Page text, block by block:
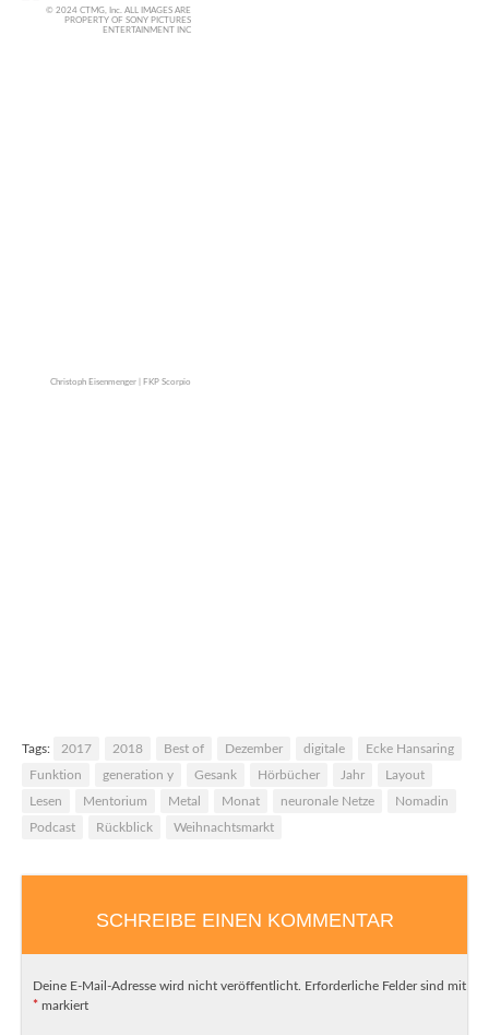
© 2024 CTMG, Inc. ALL IMAGES ARE
PROPERTY OF SONY PICTURES
ENTERTAINMENT INC
Christoph Eisenmenger | FKP Scorpio
Tags: 2017 2018 Best of Dezember digitale
Ecke Hansaring
Funktion
generation y Gesank Hörbücher Jahr
Layout
Lesen
Mentorium Metal Monat neuronale Netze
Nomadin
Podcast
Rückblick Weihnachtsmarkt
SCHREIBE EINEN KOMMENTAR
Deine E-Mail-Adresse wird nicht veröffentlicht. Erforderliche Felder sind mit
* markiert